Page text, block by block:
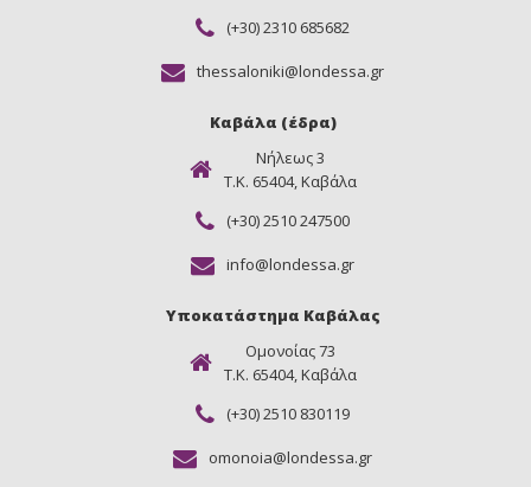
(+30) 2310 685682
thessaloniki@londessa.gr
Καβάλα (έδρα)
Νήλεως 3
Τ.Κ. 65404, Καβάλα
(+30) 2510 247500
info@londessa.gr
Υποκατάστημα Καβάλας
Ομονοίας 73
Τ.Κ. 65404, Καβάλα
(+30) 2510 830119
omonoia@londessa.gr